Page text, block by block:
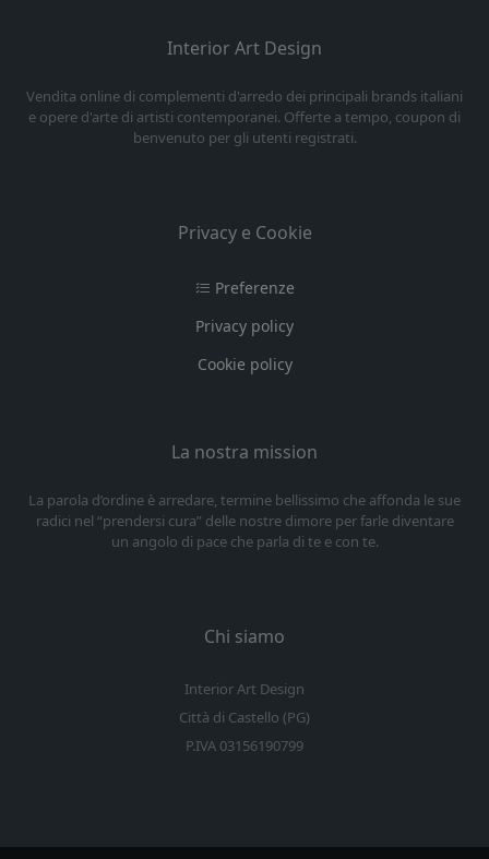
Interior Art Design
Vendita online di complementi d'arredo dei principali brands italiani
e opere d'arte di artisti contemporanei. Offerte a tempo, coupon di
benvenuto per gli utenti registrati.
Privacy e Cookie
Preferenze
Privacy policy
Cookie policy
La nostra mission
La parola d’ordine è arredare, termine bellissimo che affonda le sue
radici nel “prendersi cura” delle nostre dimore per farle diventare
un angolo di pace che parla di te e con te.
Chi siamo
Interior Art Design
Città di Castello (PG)
P.IVA 03156190799